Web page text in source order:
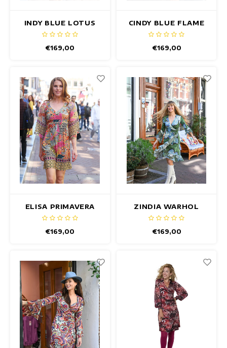
INDY BLUE LOTUS
JURK
€169,00
CINDY BLUE FLAME
JURK
€169,00
ELISA PRIMAVERA
JURK
€169,00
ZINDIA WARHOL
JURK
€169,00